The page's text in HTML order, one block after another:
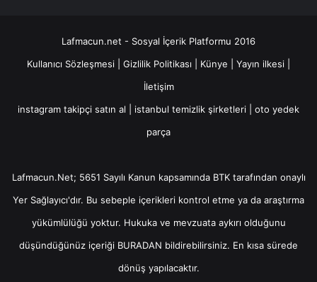
Lafmacun.net - Sosyal İçerik Platformu 2016
Kullanıcı Sözleşmesi
Gizlilik Politikası Künye Yayın ilkesi
İletişim
instagram takipçi satın al
istanbul temizlik şirketleri
oto yedek
parça
Lafmacun.Net; 5651 Sayılı Kanun kapsamında BTK tarafından onaylı
Yer Sağlayıcı'dır. Bu sebeple içerikleri kontrol etme ya da araştırma
yükümlülüğü yoktur. Hukuka ve mevzuata aykırı olduğunu
düşündüğünüz içeriği BURADAN bildirebilirsiniz. En kısa sürede
dönüş yapılacaktır.